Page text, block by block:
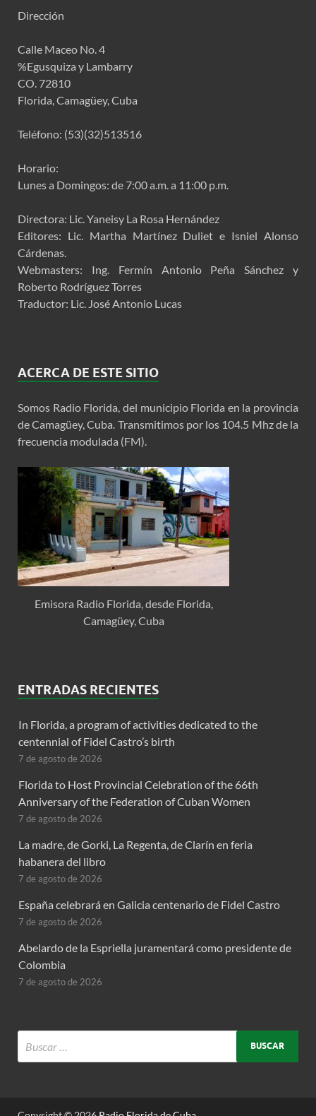
Dirección
Calle Maceo No. 4
%Egusquiza y Lambarry
CO. 72810
Florida, Camagüey, Cuba
Teléfono: (53)(32)513516
Horario:
Lunes a Domingos: de 7:00 a.m. a 11:00 p.m.
Directora: Lic. Yaneisy La Rosa Hernández
Editores: Lic. Martha Martínez Duliet e Isniel Alonso
Cárdenas.
Webmasters: Ing. Fermín Antonio Peña Sánchez y
Roberto Rodríguez Torres
Traductor: Lic. José Antonio Lucas
ACERCA DE ESTE SITIO
Somos Radio Florida, del municipio Florida en la provincia
de Camagüey, Cuba. Transmitimos por los 104.5 Mhz de la
frecuencia modulada (FM).
Emisora Radio Florida, desde Florida,
Camagüey, Cuba
ENTRADAS RECIENTES
In Florida, a program of activities dedicated to the
centennial of Fidel Castro’s birth
7 de agosto de 2026
Florida to Host Provincial Celebration of the 66th
Anniversary of the Federation of Cuban Women
7 de agosto de 2026
La madre, de Gorki, La Regenta, de Clarín en feria
habanera del libro
7 de agosto de 2026
España celebrará en Galicia centenario de Fidel Castro
7 de agosto de 2026
Abelardo de la Espriella juramentará como presidente de
Colombia
7 de agosto de 2026